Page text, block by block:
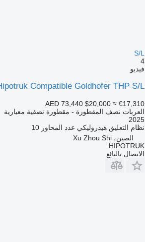
S/L
4
فيديو
Compatible Goldhofer THP S/L
AED 73,440 $20,000 ≈ €17,310
العربات نصف المقطورة - مقطورة نصفية معيارية
2025
نظام التعليق هيدروليكي عدد المحاور 10
الصين، Xu Zhou Shi
HIPOTRUK
الاتصال بالبائع